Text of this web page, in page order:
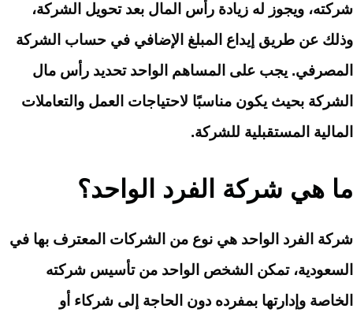
شركته، ويجوز له زيادة رأس المال بعد تحويل الشركة،
وذلك عن طريق إيداع المبلغ الإضافي في حساب الشركة
المصرفي. يجب على المساهم الواحد تحديد رأس مال
الشركة بحيث يكون مناسبًا لاحتياجات العمل والتعاملات
المالية المستقبلية للشركة.
ما هي شركة الفرد الواحد؟
شركة الفرد الواحد هي نوع من الشركات المعترف بها في
السعودية، تمكن الشخص الواحد من تأسيس شركته
الخاصة وإدارتها بمفرده دون الحاجة إلى شركاء أو